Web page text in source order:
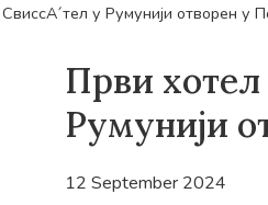
у Румунији отворен у
Први
Румунији
12 September 2024